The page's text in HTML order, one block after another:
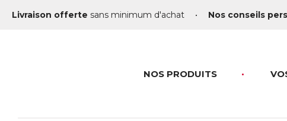
Livraison offerte sans minimum d'achat • Nos conseils
NOS PRODUITS